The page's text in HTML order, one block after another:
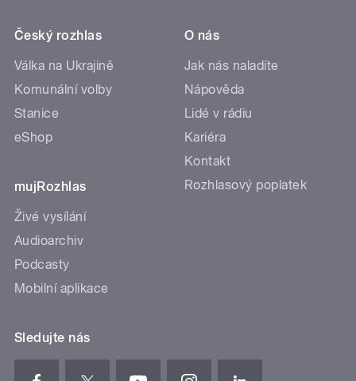
Český rozhlas
Válka na Ukrajině
Komunální volby
Stanice
eShop
mujRozhlas
Živé vysílání
Audioarchiv
Podcasty
Mobilní aplikace
O nás
Jak nás naladíte
Nápověda
Lidé v rádiu
Kariéra
Kontakt
Rozhlasový poplatek
Sledujte nás